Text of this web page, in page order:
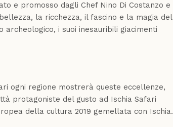
e promosso dagli Chef Nino Di Costanzo e
la ricchezza, il fascino e la magia del
i suoi inesauribili giacimenti
ogni regione mostrerà queste eccellenze,
protagoniste del gusto ad Ischia Safari
della cultura 2019 gemellata con Ischia.